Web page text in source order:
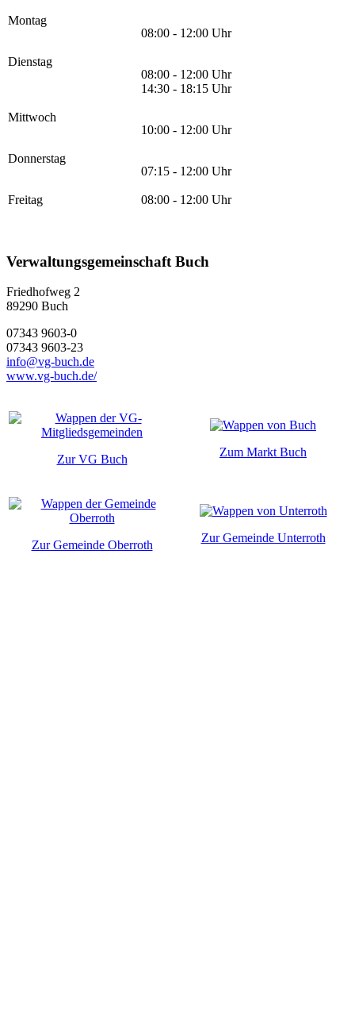
Montag
08:00 - 12:00 Uhr
Dienstag
08:00 - 12:00 Uhr
14:30 - 18:15 Uhr
Mittwoch
10:00 - 12:00 Uhr
Donnerstag
07:15 - 12:00 Uhr
Freitag 08:00 - 12:00 Uhr
Verwaltungsgemeinschaft Buch
Friedhofweg 2
89290 Buch
07343 9603-0
07343 9603-23
info@vg-buch.de
www.vg-buch.de/
Zur VG Buch
Zum Markt Buch
Zur Gemeinde Oberroth
Zur Gemeinde Unterroth